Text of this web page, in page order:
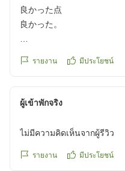
良かった点
良かった。
https://
รายงาน มีประโยชน์
ผู้เข้าพักจริง
ไม่มีความคิดเห็นจากผู้รีวิว
รายงาน มีประโยชน์